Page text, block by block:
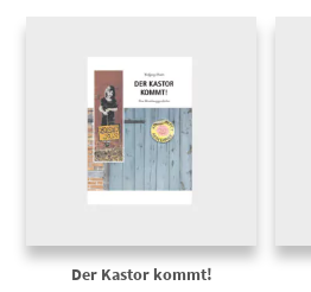
Der Kastor kommt!